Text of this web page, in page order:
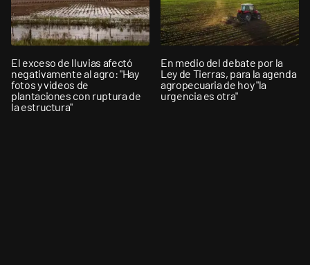
El exceso de lluvias afectó
negativamente al agro: "Hay
fotos y videos de
plantaciones con ruptura de
la estructura"
En medio del debate por la
Ley de Tierras, para la agenda
agropecuaria de hoy "la
urgencia es otra"